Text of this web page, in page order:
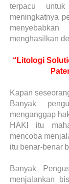
terpacu
meningkatnya
menghasilkan
“Litologi
Kapan
Banyak
menganggap
HAKI itu
mencoba
itu benar-benar
Banyak
menjalankan